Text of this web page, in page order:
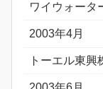
ワイウォータ
2003年4月
トーエル東